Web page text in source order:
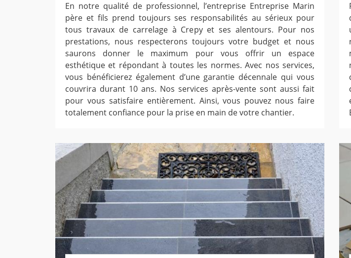
En notre qualité de professionnel, l’entreprise Entreprise Marin
père et fils prend toujours ses responsabilités au sérieux pour
tous travaux de carrelage à Crepy et ses alentours. Pour nos
prestations, nous respecterons toujours votre budget et nous
saurons donner le maximum pour vous offrir un espace
esthétique et répondant à toutes les normes. Avec nos services,
vous bénéficierez également d’une garantie décennale qui vous
couvrira durant 10 ans. Nos services après-vente sont aussi fait
pour vous satisfaire entièrement. Ainsi, vous pouvez nous faire
totalement confiance pour la prise en main de votre chantier.